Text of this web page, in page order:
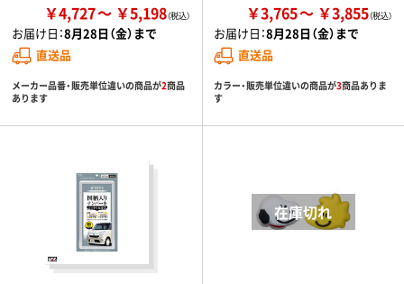
￥4,727 ￥5,198
お届け日：8月28日（金）まで
直送品
メーカー品番・販売単位違いの商品が2商品
あります
￥3,765 ￥3,855
お届け日：8月28日（金）まで
直送品
カラー・販売単位違いの商品が3商品ありま
す